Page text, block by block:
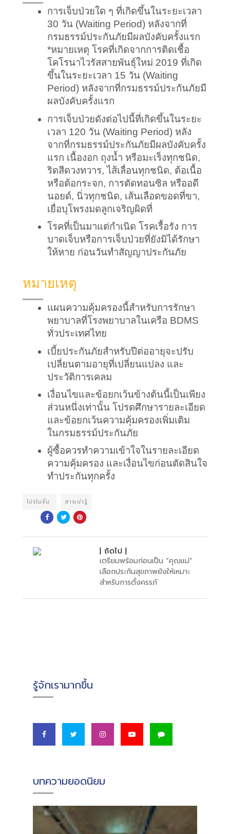
การเจ็บป่วยใด ๆ ที่เกิดขึ้นในระยะเวลา
30 วัน (Waiting Period) หลังจากที่
กรมธรรม์ประกันภัยมีผลบังคับครั้งแรก
*หมายเหตุ โรคที่เกิดจากการติดเชื้อ
โคโรนาไวรัสสายพันธุ์ใหม่ 2019 ที่เกิด
ขึ้นในระยะเวลา 15 วัน (Waiting
Period) หลังจากที่กรมธรรม์ประกันภัยมี
ผลบังคับครั้งแรก
การเจ็บป่วยดังต่อไปนี้ที่เกิดขึ้นในระยะ
เวลา 120 วัน (Waiting Period) หลัง
จากที่กรมธรรม์ประกันภัยมีผลบังคับครั้ง
แรก เนื้องอก ถุงน้ำ หรือมะเร็งทุกชนิด,
ริดสีดวงทวาร, ไส้เลื่อนทุกชนิด, ต้อเนื้อ
หรือต้อกระจก, การตัดทอนซิล หรืออดี
นอยด์, นิ่วทุกชนิด, เส้นเลือดขอดที่ขา,
เยื่อบุโพรงมดลูกเจริญผิดที่
โรคที่เป็นมาแต่กำเนิด โรคเรื้อรัง การ
บาดเจ็บหรือการเจ็บป่วยที่ยังมิได้รักษา
ให้หาย ก่อนวันทำสัญญาประกันภัย
หมายเหตุ
แผนความคุ้มครองนี้สำหรับการรักษา
พยาบาลที่โรงพยาบาลในเครือ BDMS
ทั่วประเทศไทย
เบี้ยประกันภัยสำหรับปีต่ออายุจะปรับ
เปลี่ยนตามอายุที่เปลี่ยนแปลง และ
ประวัติการเคลม
เงื่อนไขและข้อยกเว้นข้างต้นนี้เป็นเพียง
ส่วนหนึ่งเท่านั้น โปรดศึกษารายละเอียด
และข้อยกเว้นความคุ้มครองเพิ่มเติม
ในกรมธรรม์ประกันภัย
ผู้ซื้อควรทำความเข้าใจในรายละเอียด
ความคุ้มครอง และเงื่อนไขก่อนตัดสินใจ
ทำประกันทุกครั้ง
โปรโมชั่น สาระน่ารู้
| ถัดไป |
เตรียมพร้อมก่อนเป็น “คุณแม่”
เลือกประกันสุขภาพยังให้เหมาะ
สำหรับการตั้งครรภ์
รู้จักเรามากขึ้น
บทความยอดนิยม